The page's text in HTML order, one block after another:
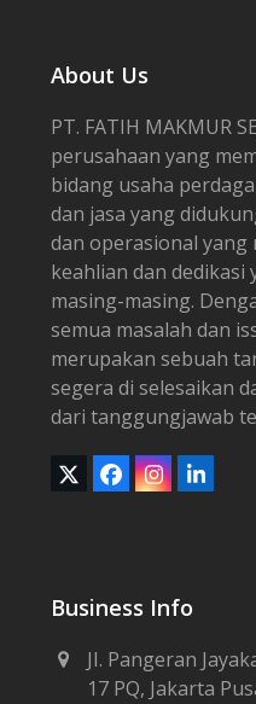
About Us
PT. FATIH MAKMUR
perusahaan yang
bidang usaha
dan jasa yang
dan operasional yang
keahlian dan dedikasi
masing-masing.
semua masalah dan
merupakan sebuah
segera di selesaikan
dari tanggungjawab
TwitterFacebook
Instagram
Business Info
JI. Pangeran
17 PQ, Jakarta